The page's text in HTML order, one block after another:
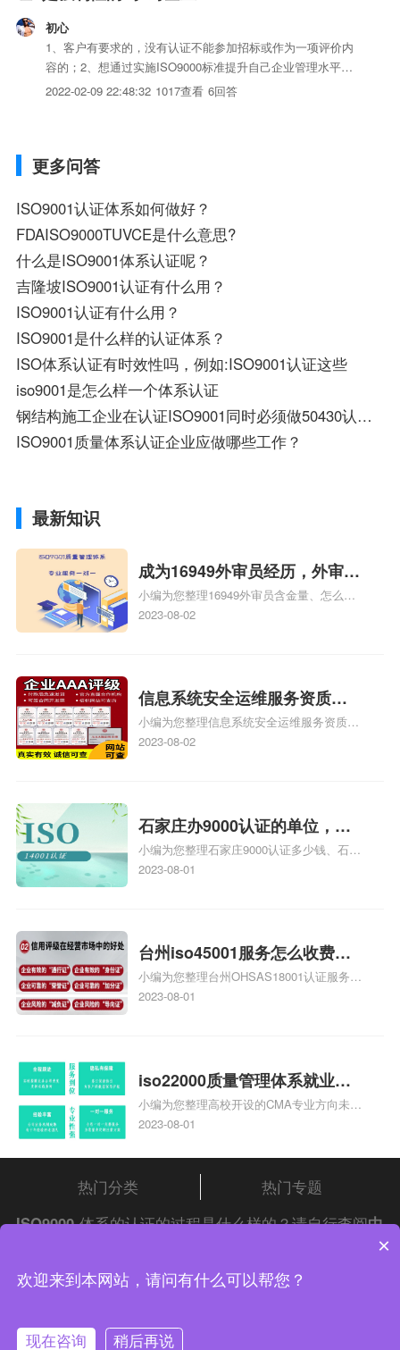
初心
1、客户有要求的，没有认证不能参加招标或作为一项评价内
容的；2、想通过实施ISO9000标准提升自己企业管理水平和
经营绩效的。不是强制性的，是自愿行为。标准本身是奖企业
2022-02-09 22:48:32 1017查看 6回答
更多问答
ISO9001认证体系如何做好？
FDAISO9000TUVCE是什么意思?
什么是ISO9001体系认证呢？
吉隆坡ISO9001认证有什么用？
ISO9001认证有什么用？
ISO9001是什么样的认证体系？
ISO体系认证有时效性吗，例如:ISO9001认证这些
iso9001是怎么样一个体系认证
钢结构施工企业在认证ISO9001同时必须做50430认证？
ISO9001质量体系认证企业应做哪些工作？
最新知识
成为16949外审员经历，外审员
16949
小编为您整理16949外审员含金量、怎么才
能成为注册的TS16949:2009的外审员、我
2023-08-02
信息系统安全运维服务资质二
级费用，信息系统安全运维服
务资质二级
小编为您整理信息系统安全运维服务资质认
证证书机构有哪些、安全运维服务资质的费
体系认证知识，详情可查看下方正文！
2023-08-02
石家庄办9000认证的单位，石
家庄9000认证的公司
小编为您整理石家庄9000认证多少钱、石家
庄9000认证价格多少钱、石家庄9000认证
2023-08-01
台州iso45001服务怎么收费，
台州iso45001认证服务怎么收
费
小编为您整理台州OHSAS18001认证服务中
心哪家收费便宜、台州ISO9000认证，哪个
标准是什么相关iso体系认证知识，详情可
查看下方正文！
2023-08-01
iso22000质量管理体系就业方
向，质量管理与认证就业方向
小编为您整理高校开设的CMA专业方向未来
就业前景及就业方向如何、cma就业方向有
和cma未来就业方向、大学生考完cma，就
哪些就业方向相关iso体系认证知识，详情
可查看下方正文！
2023-08-01
热门分类
热门专题
ISO9000 体系的认证的过程是什么样的？请自行查阅中
中证集团体系认证 版权所有 Copyright © 2022
渝公网安备 50010502003954号
×
欢迎来到本网站，请问有什么可以帮您？
现在咨询 稍后再说